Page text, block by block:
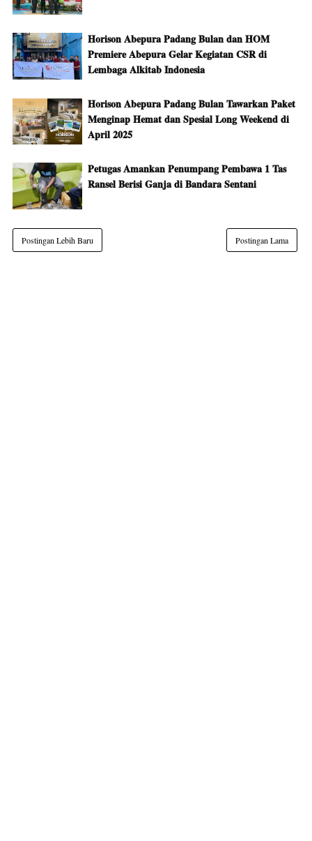
Horison Abepura Padang Bulan dan HOM
Premiere Abepura Gelar Kegiatan CSR di
Lembaga Alkitab Indonesia
Horison Abepura Padang Bulan Tawarkan Paket
Menginap Hemat dan Spesial Long Weekend di
April 2025
Petugas Amankan Penumpang Pembawa 1 Tas
Ransel Berisi Ganja di Bandara Sentani
Postingan Lebih Baru Postingan Lama